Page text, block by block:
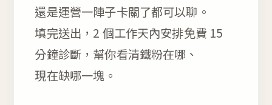
還是運營一陣子卡關了都可以聊。
填完送出，2 個工作天內安排免費 15
分鐘診斷，幫你看清鐵粉在哪、
現在缺哪一塊。